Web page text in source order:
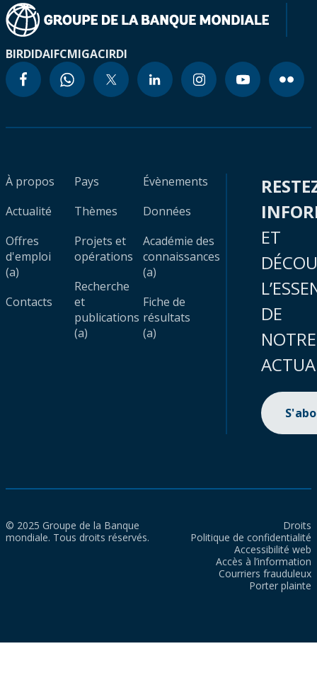
BIRDIDAIFCMIGACIRDI
À propos
Actualité
Offres
d'emploi
(a)
Contacts
Pays
Thèmes
Projets et
opérations
Recherche
et
publications
(a)
Évènements
Données
Académie des
connaissances
(a)
Fiche de
résultats
(a)
ET
DE
NOTRE
© 2025 Groupe de la Banque
mondiale. Tous droits réservés.
Droits
Politique de confidentialité
Accessibilité web
Accès à l’information
Courriers frauduleux
Porter plainte